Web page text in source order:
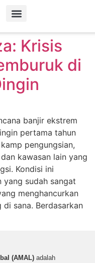
Krisis
di
banjir ekstrem
pertama tahun
pengungsian,
kawasan lain yang
Kondisi ini
yang sudah sangat
menghancurkan
sana. Berdasarkan
(AMAL) adalah